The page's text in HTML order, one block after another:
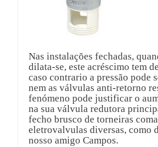
Nas instalações fechadas,
dilata-se, este acréscimo tem
caso contrario a pressão pode
nem as válvulas anti-retorno
fenómeno pode justificar o
na sua válvula redutora
fecho brusco de torneiras
eletrovalvulas diversas, como
nosso amigo Campos.